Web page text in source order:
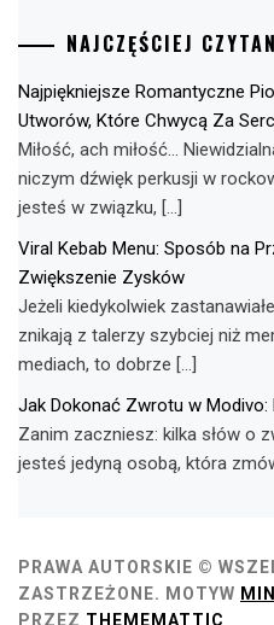
NAJCZĘŚCIEJ
Najpiękniejsze Romantyczne
Utworów, Które Chwycą Za
Miłość, ach miłość…
niczym dźwięk perkusji w
jesteś w związku, […]
Viral Kebab Menu: Sposób na
Zwiększenie Zysków
Jeżeli kiedykolwiek
znikają z talerzy szybciej niż
mediach, to dobrze […]
Jak Dokonać Zwrotu w
Zanim zaczniesz: kilka słów o
jesteś jedyną osobą, która
PRAWA AUTORSKIE ©
ZASTRZEŻONE. MOTYW
PRZEZ THEMEMATTIC